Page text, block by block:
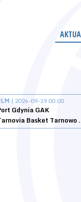
| 2026-09-19 00:00
Gdynia GAK
Tarnovia